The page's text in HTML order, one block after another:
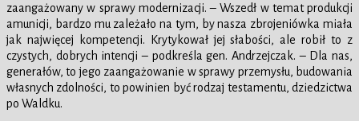
zaangażowany w sprawy modernizacji. – Wszedł w temat produkcji
amunicji, bardzo mu zależało na tym, by nasza zbrojeniówka miała
jak najwięcej kompetencji. Krytykował jej słabości, ale robił to z
czystych, dobrych intencji – podkreśla gen. Andrzejczak. – Dla nas,
generałów, to jego zaangażowanie w sprawy przemysłu, budowania
własnych zdolności, to powinien być rodzaj testamentu, dziedzictwa
po Waldku.